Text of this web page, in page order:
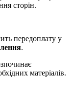
сторін.
передоплату у
.
матеріалів.